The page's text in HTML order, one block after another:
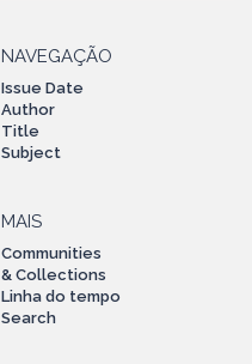
NAVEGAÇÃO
Issue Date
Author
Title
Subject
MAIS
Communities
& Collections
Linha do tempo
Search